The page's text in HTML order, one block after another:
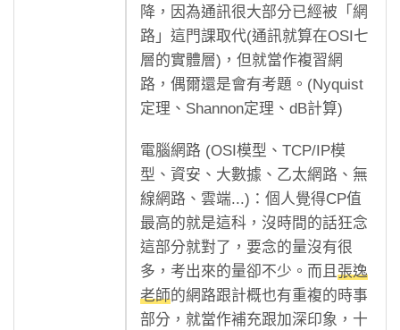
降，因為通訊很大部分已經被「網
路」這門課取代(通訊就算在OSI七
層的實體層)，但就當作複習網
路，偶爾還是會有考題。(Nyquist
定理、Shannon定理、dB計算)
電腦網路 (OSI模型、TCP/IP模
型、資安、大數據、乙太網路、無
線網路、雲端...)：個人覺得CP值
最高的就是這科，沒時間的話狂念
這部分就對了，要念的量沒有很
多，考出來的量卻不少。而且張逸
老師的網路跟計概也有重複的時事
部分，就當作補充跟加深印象，十